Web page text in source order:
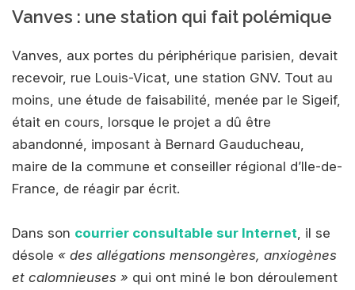
Vanves : une station qui fait polémique
Vanves, aux portes du périphérique parisien, devait
recevoir, rue Louis-Vicat, une station GNV. Tout au
moins, une étude de faisabilité, menée par le Sigeif,
était en cours, lorsque le projet a dû être
abandonné, imposant à Bernard Gauducheau,
maire de la commune et conseiller régional d’Ile-de-
France, de réagir par écrit.
Dans son courrier consultable sur Internet , il se
désole « des allégations mensongères, anxiogènes
et calomnieuses » qui ont miné le bon déroulement